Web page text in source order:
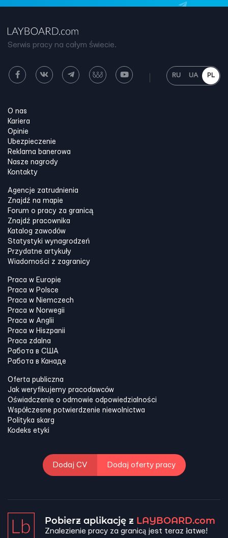
Serwis pracy na całym świecie.
RU UA PL
O nas
Kariera
Opinie
Ubezpieczenie
Reklama banerowa
Nasze nagrody
Kontakty
Agencje zatrudnienia
Znajdź na mapie
Forum o pracy za granicą
Znajdź pracownika
Katalog zawodów
Statystyki wynagrodzeń
Przydatne artykuły
Wiadomości z zagranicy
Praca w Europie
Praca w Polsce
Praca w Niemczech
Praca w Norwegii
Praca w Anglii
Praca w Hiszpanii
Praca zdalna
Работа в США
Работа в Канадe
Oferta publiczna
Jak weryfikujemy pracodawców
Oświadczenie o odmowie odpowiedzialności
Współczesne potwierdzenie niewolnictwa
Polityka skarg
Kodeks etyki
Dodaj CV Dodaj oferty pracy
Pobierz aplikację z LAYBOARD.com
Znalezienie pracy za granicą jest teraz łatwe!